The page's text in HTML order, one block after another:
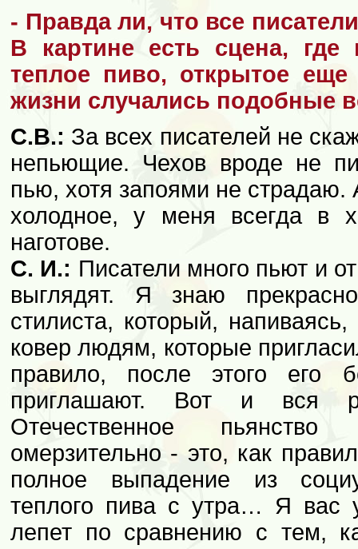
- Правда ли, что все
В картине есть сцена, где
теплое пиво, открытое
жизни случались подобные
С.В.: За всех писателей не
непьющие. Чехов вроде не
пью, хотя запоями не страдаю.
холодное, у меня всегда в
наготове.
С. И.: Писатели много пьют и
выглядят. Я знаю
стилиста, который,
ковер людям, которые
правило, после этого его
приглашают. Вот и вся
Отечественное пьянство
омерзительно - это, как
полное выпадение из
теплого пива с утра… Я вас
лепет по сравнению с тем,